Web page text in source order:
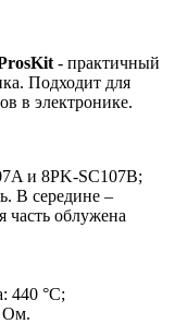
- практичный
Подходит для
в электронике.
и 8PK-SC107B;
В середине –
часть облужена
440 °С;
Ом.